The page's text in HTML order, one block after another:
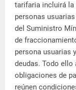
tarifaria incluirá
personas
del Suministro
de
persona usuarias
deudas. Todo
obligaciones de
reúnen